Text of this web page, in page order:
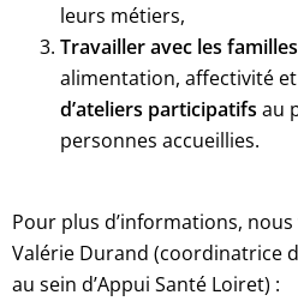
leurs métiers,
Travailler avec les familles
alimentation, affectivité
d’ateliers participatifs au
personnes accueillies.
Pour plus d’informations,
Valérie Durand (coordinatrice
au sein d’Appui Santé Loiret) :